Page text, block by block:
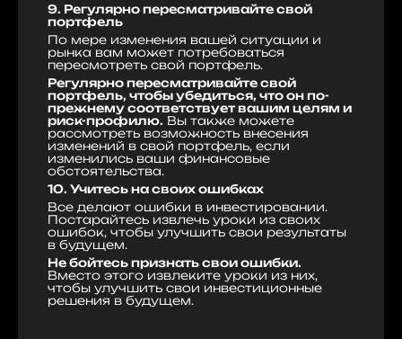
9. Регулярно пересматривайте свой
портфель
По мере изменения вашей ситуации и
рынка вам может потребоваться
пересмотреть свой портфель.
Регулярно пересматривайте свой
портфель, чтобы убедиться, что он по-
прежнему соответствует вашим целям и
риск-профилю. Вы также можете
рассмотреть возможность внесения
изменений в свой портфель, если
изменились ваши финансовые
обстоятельства.
10. Учитесь на своих ошибках
Все делают ошибки в инвестировании.
Постарайтесь извлечь уроки из своих
ошибок, чтобы улучшить свои результаты
в будущем.
Не бойтесь признать свои ошибки.
Вместо этого извлеките уроки из них,
чтобы улучшить свои инвестиционные
решения в будущем.